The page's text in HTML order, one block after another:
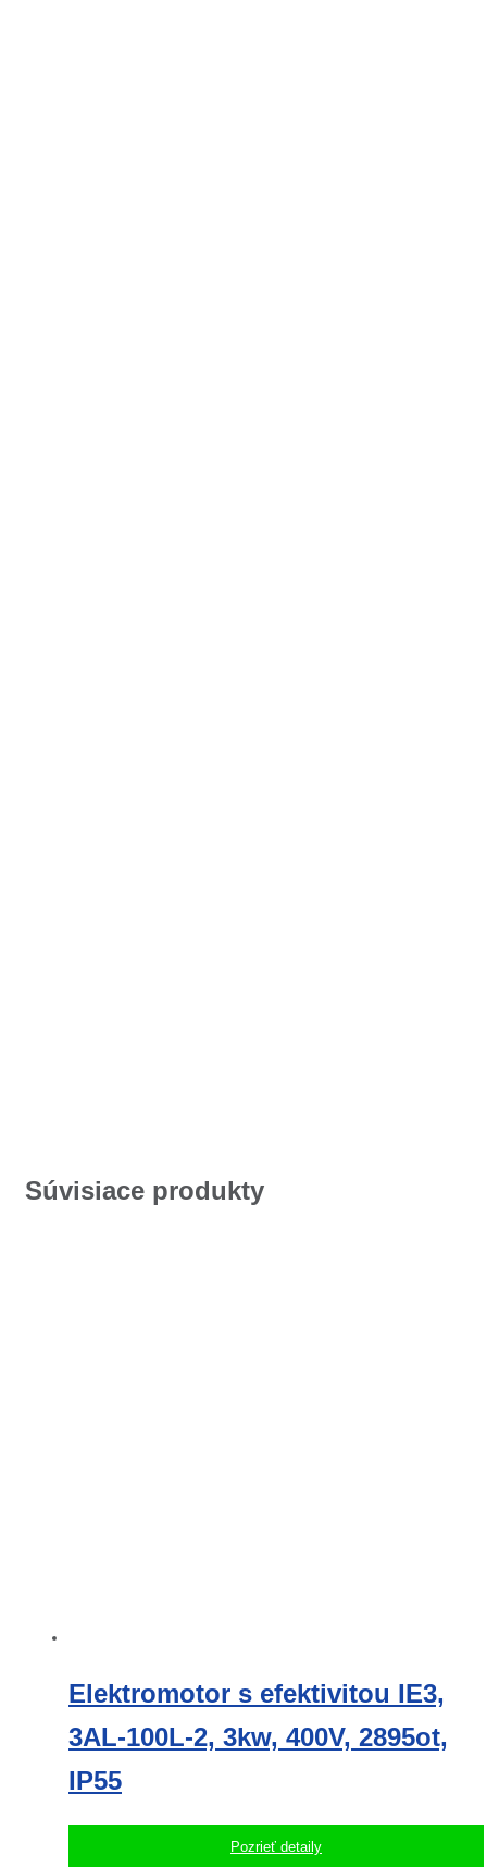
Súvisiace produkty
Elektromotor s efektivitou IE3,
3AL-100L-2, 3kw, 400V, 2895ot,
IP55
Pozrieť detaily